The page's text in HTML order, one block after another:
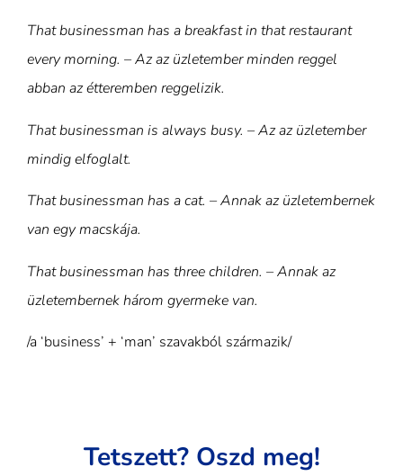
That businessman has a breakfast in that restaurant
every morning. – Az az üzletember minden reggel
abban az étteremben reggelizik.
That businessman is always busy. – Az az üzletember
mindig elfoglalt.
That businessman has a cat. – Annak az üzletembernek
van egy macskája.
That businessman has three children. – Annak az
üzletembernek három gyermeke van.
/a ‘business’ + ‘man’ szavakból származik/
Tetszett? Oszd meg!